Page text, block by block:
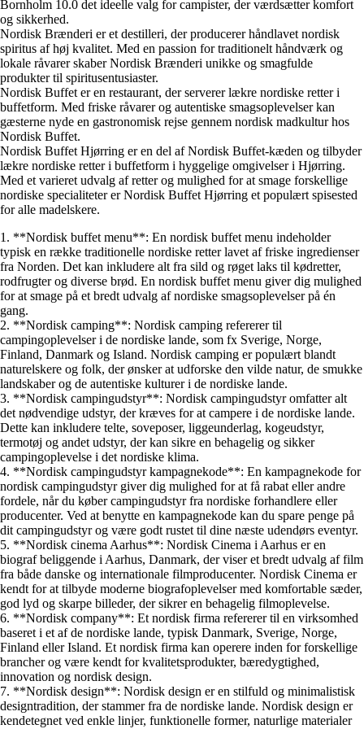
Bornholm 10.0 det ideelle valg for campister, der værdsætter komfort
og sikkerhed.
Nordisk Brænderi er et destilleri, der producerer håndlavet nordisk
spiritus af høj kvalitet. Med en passion for traditionelt håndværk og
lokale råvarer skaber Nordisk Brænderi unikke og smagfulde
produkter til spiritusentusiaster.
Nordisk Buffet er en restaurant, der serverer lækre nordiske retter i
buffetform. Med friske råvarer og autentiske smagsoplevelser kan
gæsterne nyde en gastronomisk rejse gennem nordisk madkultur hos
Nordisk Buffet.
Nordisk Buffet Hjørring er en del af Nordisk Buffet-kæden og tilbyder
lækre nordiske retter i buffetform i hyggelige omgivelser i Hjørring.
Med et varieret udvalg af retter og mulighed for at smage forskellige
nordiske specialiteter er Nordisk Buffet Hjørring et populært spisested
for alle madelskere.
1. **Nordisk buffet menu**: En nordisk buffet menu indeholder
typisk en række traditionelle nordiske retter lavet af friske ingredienser
fra Norden. Det kan inkludere alt fra sild og røget laks til kødretter,
rodfrugter og diverse brød. En nordisk buffet menu giver dig mulighed
for at smage på et bredt udvalg af nordiske smagsoplevelser på én
gang.
2. **Nordisk camping**: Nordisk camping refererer til
campingoplevelser i de nordiske lande, som fx Sverige, Norge,
Finland, Danmark og Island. Nordisk camping er populært blandt
naturelskere og folk, der ønsker at udforske den vilde natur, de smukke
landskaber og de autentiske kulturer i de nordiske lande.
3. **Nordisk campingudstyr**: Nordisk campingudstyr omfatter alt
det nødvendige udstyr, der kræves for at campere i de nordiske lande.
Dette kan inkludere telte, soveposer, liggeunderlag, kogeudstyr,
termotøj og andet udstyr, der kan sikre en behagelig og sikker
campingoplevelse i det nordiske klima.
4. **Nordisk campingudstyr kampagnekode**: En kampagnekode for
nordisk campingudstyr giver dig mulighed for at få rabat eller andre
fordele, når du køber campingudstyr fra nordiske forhandlere eller
producenter. Ved at benytte en kampagnekode kan du spare penge på
dit campingudstyr og være godt rustet til dine næste udendørs eventyr.
5. **Nordisk cinema Aarhus**: Nordisk Cinema i Aarhus er en
biograf beliggende i Aarhus, Danmark, der viser et bredt udvalg af film
fra både danske og internationale filmproducenter. Nordisk Cinema er
kendt for at tilbyde moderne biografoplevelser med komfortable sæder,
god lyd og skarpe billeder, der sikrer en behagelig filmoplevelse.
6. **Nordisk company**: Et nordisk firma refererer til en virksomhed
baseret i et af de nordiske lande, typisk Danmark, Sverige, Norge,
Finland eller Island. Et nordisk firma kan operere inden for forskellige
brancher og være kendt for kvalitetsprodukter, bæredygtighed,
innovation og nordisk design.
7. **Nordisk design**: Nordisk design er en stilfuld og minimalistisk
designtradition, der stammer fra de nordiske lande. Nordisk design er
kendetegnet ved enkle linjer, funktionelle former, naturlige materialer